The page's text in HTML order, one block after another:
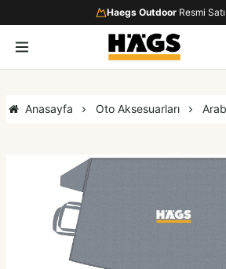
Haegs OutdoorResmi
Anasayfa Oto Aksesuarları